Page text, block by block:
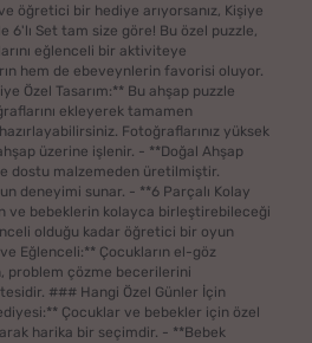
öğretici bir hediye arıyorsanız, Kişiye
6'lı Set tam size göre! Bu özel puzzle,
eğlenceli bir aktiviteye
hem de ebeveynlerin favorisi oluyor.
Özel Tasarım:** Bu ahşap puzzle
ekleyerek tamamen
Fotoğraflarınız yüksek
üzerine işlenir. - **Doğal Ahşap
dostu malzemeden üretilmiştir.
deneyimi sunar. - **6 Parçalı Kolay
ve bebeklerin kolayca birleştirebileceği
olduğu kadar öğretici bir oyun
Eğlenceli:** Çocukların el-göz
problem çözme becerilerini
### Hangi Özel Günler İçin
Çocuklar ve bebekler için özel
harika bir seçimdir. - **Bebek